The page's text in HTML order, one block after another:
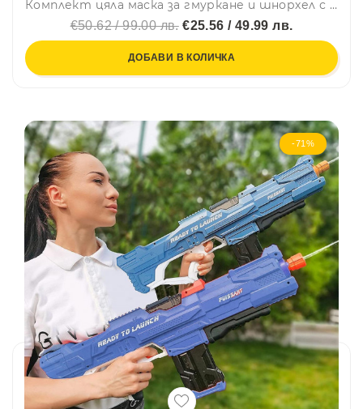
Комплект цяла маска за гмуркане и шнорхел с 180° панорамна видимост 3741- S/M
€50.62 / 99.00 лв.€25.56 / 49.99 лв.
ДОБАВИ В КОЛИЧКА
-71%